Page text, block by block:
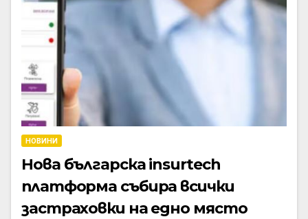
НОВИНИ
Нова българска insurtech
платформа събира всички
застраховки на едно място